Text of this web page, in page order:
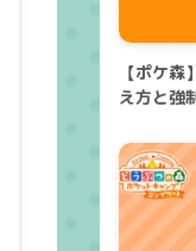
【ポケ
え方と強